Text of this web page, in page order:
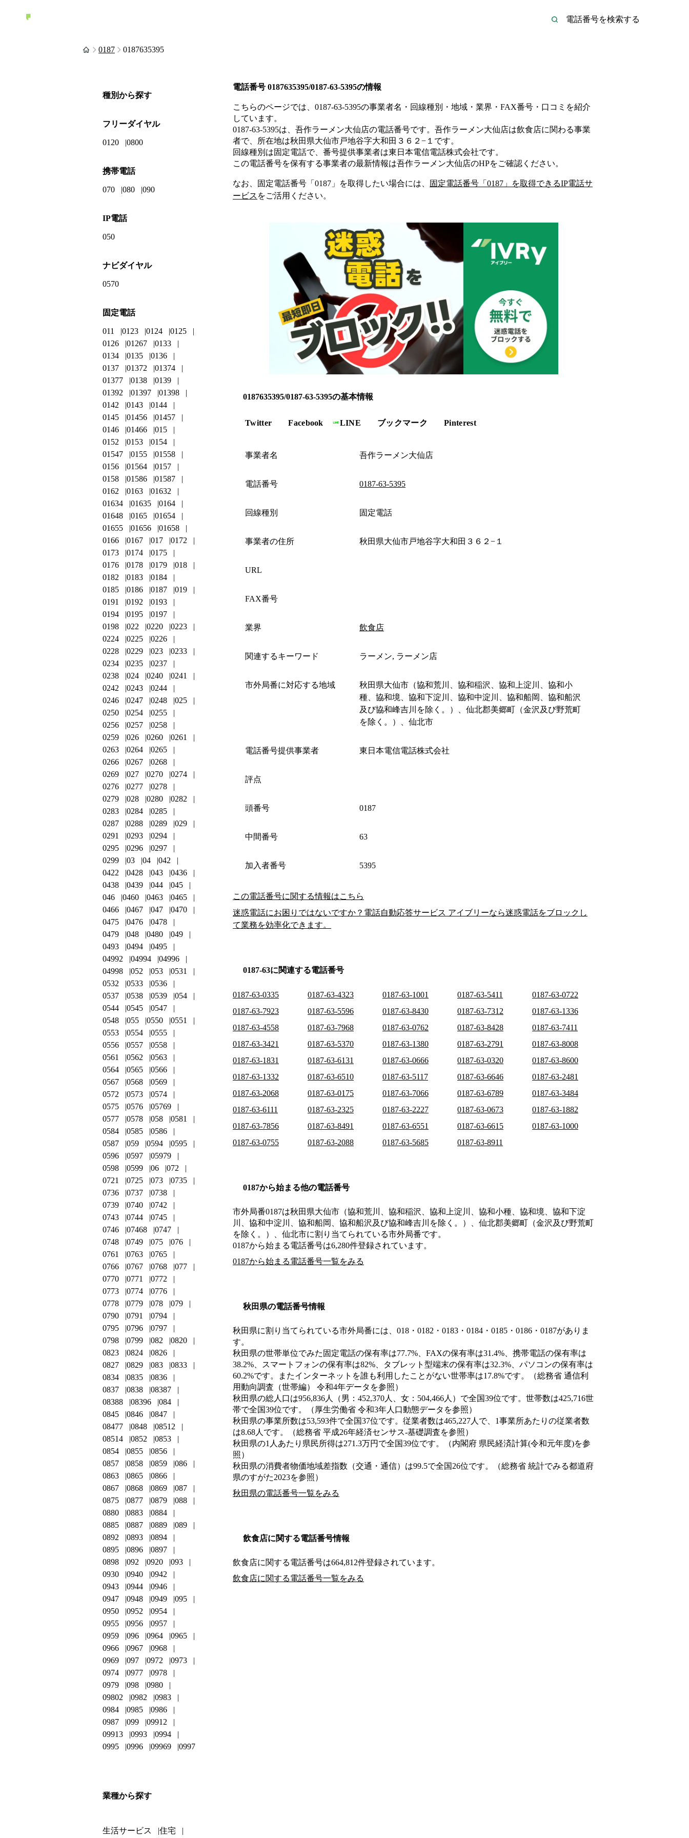
0187 0187635395
電話番号 0187635395/0187-63-5395の情報
こちらのページでは、 0187-63-5395の事業者名・回線種別・地域・業界・FAX番号・口コミを紹介
しています。
0187-63-5395は、 吾作ラーメン大仙店の電話番号です。 吾作ラーメン大仙店は飲食店に関わる事業
者で、所在地は秋田県大仙市戸地谷字大和田３６２−１ です。
回線種別は固定電話で、番号提供事業者は東日本電信電話株式会社です。
この電話番号を保有する事業者の最新情報は吾作ラーメン大仙店のHPをご確認ください。
なお、固定電話番号「 0187 」を取得したい場合には、 固定電話番号「 0187 」を取得できるIP電話サ
ービス をご活用ください。
0187635395/0187-63-5395の基本情報
Twitter Facebook LINE ブックマーク Pinterest
事業者名 吾作ラーメン大仙店
電話番号 0187-63-5395
回線種別 固定電話
事業者の住所 秋田県大仙市戸地谷字大和田３６２−１
URL
FAX番号
業界 飲食店
関連するキーワード ラーメン, ラーメン店
市外局番に対応する地域
秋田県大仙市（協和荒川、協和稲沢、協和上淀川、協和小
種、協和境、協和下淀川、協和中淀川、協和船岡、協和船沢
及び協和峰吉川を除く。）、仙北郡美郷町（金沢及び野荒町
を除く。）、仙北市
電話番号提供事業者 東日本電信電話株式会社
評点
頭番号 0187
中間番号 63
加入者番号 5395
この電話番号に関する情報はこちら
迷惑電話にお困りではないですか？電話自動応答サービス アイブリーなら迷惑電話をブロックし
て業務を効率化できます。
0187-63に関連する電話番号
0187-63-0335 0187-63-4323 0187-63-1001 0187-63-5411
0187-63-0722
0187-63-7923
0187-63-5596 0187-63-8430 0187-63-7312
0187-63-1336
0187-63-4558
0187-63-7968 0187-63-0762 0187-63-8428
0187-63-7411
0187-63-3421
0187-63-5370 0187-63-1380 0187-63-2791
0187-63-8008
0187-63-1831
0187-63-6131 0187-63-0666 0187-63-0320
0187-63-8600
0187-63-1332
0187-63-6510 0187-63-5117 0187-63-6646
0187-63-2481
0187-63-2068
0187-63-0175 0187-63-7066 0187-63-6789
0187-63-3484
0187-63-6111
0187-63-2325 0187-63-2227 0187-63-0673
0187-63-1882
0187-63-7856
0187-63-8491 0187-63-6551 0187-63-6615
0187-63-1000
0187-63-0755
0187-63-2088 0187-63-5685 0187-63-8911
0187から始まる他の電話番号
市外局番0187は秋田県大仙市（協和荒川、協和稲沢、協和上淀川、協和小種、協和境、協和下淀
川、協和中淀川、協和船岡、協和船沢及び協和峰吉川を除く。）、仙北郡美郷町（金沢及び野荒町
を除く。）、仙北市に割り当てられている市外局番です。
0187から始まる電話番号は6,280件登録されています。
0187から始まる電話番号一覧をみる
秋田県の電話番号情報
秋田県に割り当てられている市外局番には、018・0182・0183・0184・0185・0186・0187がありま
す。
秋田県の世帯単位でみた固定電話の保有率は77.7%、FAXの保有率は31.4%、携帯電話の保有率は
38.2%、スマートフォンの保有率は82%、タブレット型端末の保有率は32.3%、パソコンの保有率は
60.2%です。またインターネットを誰も利用したことがない世帯率は17.8%です。（総務省 通信利
用動向調査（世帯編） 令和4年データを参照）
秋田県の総人口は956,836人（男：452,370人、女：504,466人）で全国39位です。世帯数は425,716世
帯で全国39位です。（厚生労働省 令和3年人口動態データを参照）
秋田県の事業所数は53,593件で全国37位です。従業者数は465,227人で、1事業所あたりの従業者数
は8.68人です。（総務省 平成26年経済センサス‐基礎調査を参照）
秋田県の1人あたり県民所得は271.3万円で全国39位です。（内閣府 県民経済計算(令和元年度)を参
照）
秋田県の消費者物価地域差指数（交通・通信）は99.5で全国26位です。（総務省 統計でみる都道府
県のすがた2023を参照）
秋田県の電話番号一覧をみる
飲食店に関する電話番号情報
飲食店に関する電話番号は664,812件登録されています。
飲食店に関する電話番号一覧をみる
種別から探す
フリーダイヤル
0120 0800
携帯電話
070 080 090
IP電話
050
ナビダイヤル
0570
固定電話
011 0123 0124
0125
0126
01267
0133
0134
0135
0136
0137
01372
01374
01377
0138
0139
01392
01397
01398
0142
0143
0144
0145
01456
01457
0146
01466
015
0152
0153
0154
01547
0155
01558
0156
01564
0157
0158
01586
01587
0162
0163
01632
01634
01635
0164
01648
0165
01654
01655
01656
01658
0166
0167 017
0172
0173
0174
0175
0176
0178 0179
018
0182
0183
0184
0185
0186 0187
019
0191
0192
0193
0194
0195
0197
0198
022 0220
0223
0224
0225
0226
0228
0229 023
0233
0234
0235
0237
0238
024 0240
0241
0242
0243
0244
0246
0247 0248
025
0250
0254
0255
0256
0257
0258
0259
026 0260
0261
0263
0264
0265
0266
0267
0268
0269
027 0270
0274
0276
0277
0278
0279
028 0280
0282
0283
0284
0285
0287
0288 0289
029
0291
0293
0294
0295
0296
0297
0299
03 04
042
0422
0428 043
0436
0438
0439 044
045
046
0460 0463
0465
0466
0467 047
0470
0475
0476
0478
0479
048 0480
049
0493
0494
0495
04992
04994
04996
04998
052 053
0531
0532
0533
0536
0537
0538 0539
054
0544
0545
0547
0548
055 0550
0551
0553
0554
0555
0556
0557
0558
0561
0562
0563
0564
0565
0566
0567
0568
0569
0572
0573
0574
0575
0576
05769
0577
0578 058
0581
0584
0585
0586
0587
059 0594
0595
0596
0597
05979
0598
0599 06
072
0721
0725 073
0735
0736
0737
0738
0739
0740
0742
0743
0744
0745
0746
07468
0747
0748
0749 075
076
0761
0763
0765
0766
0767 0768
077
0770
0771
0772
0773
0774
0776
0778
0779 078
079
0790
0791
0794
0795
0796
0797
0798
0799 082
0820
0823
0824
0826
0827
0829 083
0833
0834
0835
0836
0837
0838
08387
08388
08396
084
0845
0846
0847
08477
0848
08512
08514
0852
0853
0854
0855
0856
0857
0858 0859
086
0863
0865
0866
0867
0868 0869
087
0875
0877 0879
088
0880
0883
0884
0885
0887 0889
089
0892
0893
0894
0895
0896
0897
0898
092 0920
093
0930
0940
0942
0943
0944
0946
0947
0948 0949
095
0950
0952
0954
0955
0956
0957
0959
096 0964
0965
0966
0967
0968
0969
097 0972
0973
0974
0977
0978
0979
098
0980
09802
0982
0983
0984
0985
0986
0987
099
09912
09913
0993
0994
0995
0996 09969 0997
業種から探す
生活サービス 住宅